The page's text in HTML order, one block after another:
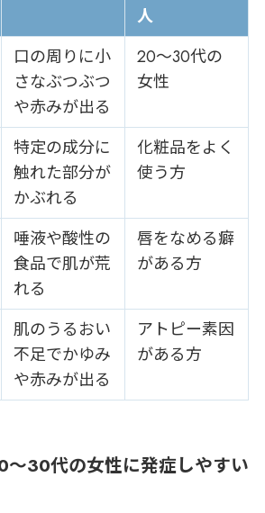
人
口の周りに小
さなぶつぶつ
や赤みが出る
20〜30代の
女性
特定の成分に
触れた部分が
かぶれる
化粧品をよく
使う方
唾液や酸性の
食品で肌が荒
れる
唇をなめる癖
がある方
肌のうるおい
不足でかゆみ
や赤みが出る
アトピー素因
がある方
〜30代の女性に発症しやすい